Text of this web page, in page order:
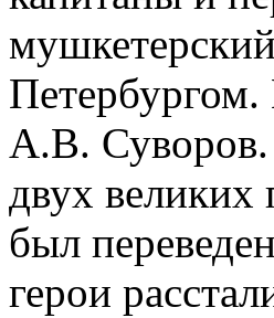
Петербургом.
А.В. Суворов.
двух великих
был
герои